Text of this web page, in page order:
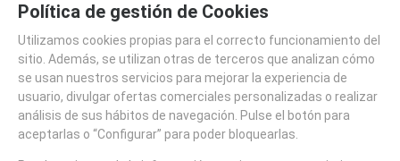
TIROLINAS (27)
CONJUNTOS MODULARES (207)
PANELES Y DIDACTICOS (59)
TOBOGANES (89)
RECAMBIOS (10)
CASITAS MESAS Y BANCOS (48)
Política de gestión de Cookies
Utilizamos cookies propias para el correcto funcionamiento del
sitio. Además, se utilizan otras de terceros que analizan cómo
se usan nuestros servicios para mejorar la experiencia de
usuario, divulgar ofertas comerciales personalizadas o realizar
análisis de sus hábitos de navegación. Pulse el botón para
aceptarlas o “Configurar” para poder bloquearlas.